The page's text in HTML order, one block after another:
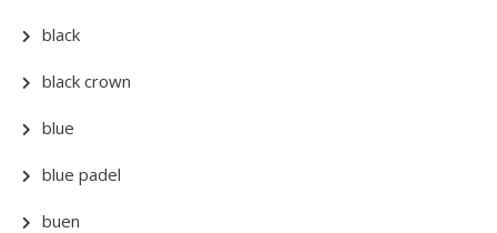
black
black crown
blue
blue padel
buen